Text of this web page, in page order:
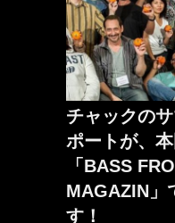
チャックの
ポートが、
「BASS
MAGAZIN」
す！